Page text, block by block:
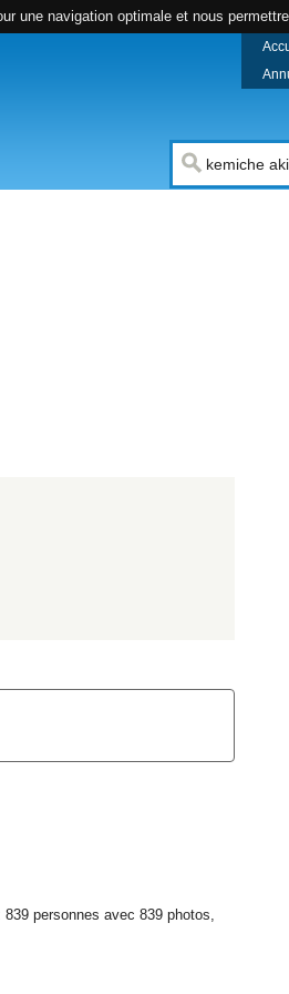
une navigation optimale et nous
personnes avec 839 photos,